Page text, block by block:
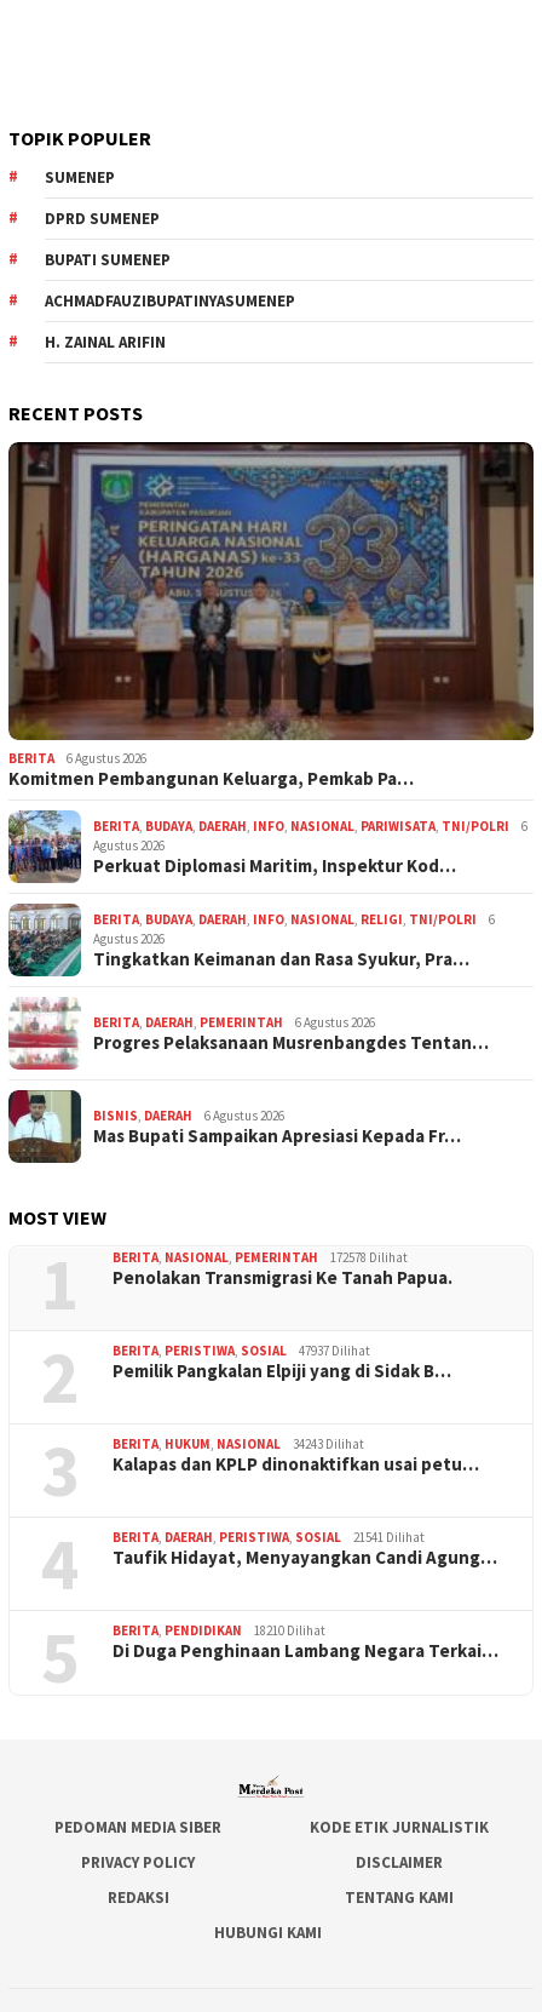
TOPIK POPULER
SUMENEP
DPRD SUMENEP
BUPATI SUMENEP
ACHMADFAUZIBUPATINYASUMENEP
H. ZAINAL ARIFIN
RECENT POSTS
BERITA 6 Agustus 2026
Komitmen Pembangunan Keluarga, Pemkab Pa…
BERITA BUDAYA DAERAH INFO NASIONAL PARIWISATA TNI/POLRI
6
Agustus 2026
Perkuat Diplomasi Maritim, Inspektur Kod…
BERITA BUDAYA DAERAH INFO NASIONAL RELIGI TNI/POLRI
6
Agustus 2026
Tingkatkan Keimanan dan Rasa Syukur, Pra…
BERITA DAERAH PEMERINTAH 6 Agustus 2026
Progres Pelaksanaan Musrenbangdes Tentan…
BISNIS DAERAH 6 Agustus 2026
Mas Bupati Sampaikan Apresiasi Kepada Fr…
MOST VIEW
1 BERITA NASIONAL PEMERINTAH 172578 Dilihat
Penolakan Transmigrasi Ke Tanah Papua.
2 BERITA PERISTIWA SOSIAL 47937 Dilihat
Pemilik Pangkalan Elpiji yang di Sidak B…
3 BERITA HUKUM NASIONAL 34243 Dilihat
Kalapas dan KPLP dinonaktifkan usai petu…
4 BERITA DAERAH PERISTIWA SOSIAL 21541 Dilihat
Taufik Hidayat, Menyayangkan Candi Agung…
5 BERITA PENDIDIKAN 18210 Dilihat
Di Duga Penghinaan Lambang Negara Terkai…
PEDOMAN MEDIA SIBER
KODE ETIK JURNALISTIK
PRIVACY POLICY
DISCLAIMER
REDAKSI
TENTANG KAMI
HUBUNGI KAMI